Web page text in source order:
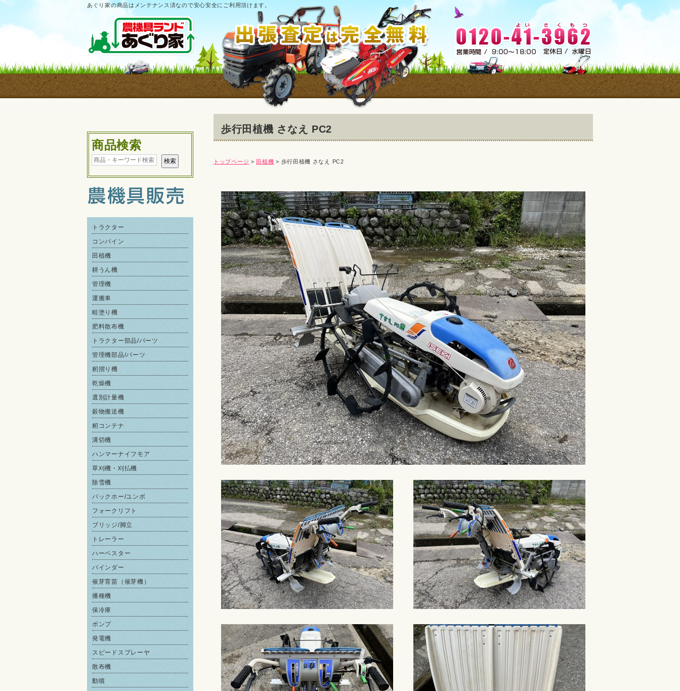
あぐり家の商品はメンテナンス済なので安心安全にご利用頂けます。
商品検索
トラクター
コンバイン
田植機
耕うん機
管理機
運搬車
畦塗り機
肥料散布機
トラクター部品/パーツ
管理機部品/パーツ
籾摺り機
乾燥機
選別計量機
穀物搬送機
籾コンテナ
溝切機
ハンマーナイフモア
草刈機・刈払機
除雪機
バックホー/ユンボ
フォークリフト
ブリッジ/脚立
トレーラー
ハーベスター
バインダー
催芽育苗（催芽機）
播種機
保冷庫
ポンプ
発電機
スピードスプレーヤ
散布機
動噴
歩行田植機 さなえ PC2
トップページ > 田植機 > 歩行田植機 さなえ PC2